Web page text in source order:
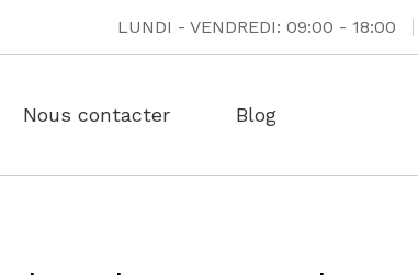
LUNDI - VENDREDI: 09:00 - 18:00
Nous contacter Blog